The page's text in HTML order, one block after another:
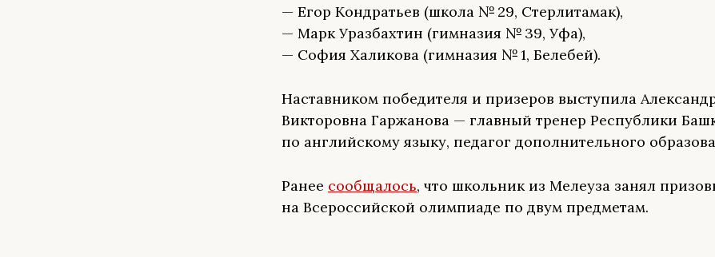
— Егор Кондратьев (школа № 29, Стерлитамак),
— Марк Уразбахтин (гимназия № 39, Уфа),
— София Халикова (гимназия № 1, Белебей).
Наставником победителя и призеров выступила
Викторовна Гаржанова — главный тренер Республики
по английскому языку, педагог дополнительного
Ранее сообщалось, что школьник из Мелеуза занял
на Всероссийской олимпиаде по двум предметам.